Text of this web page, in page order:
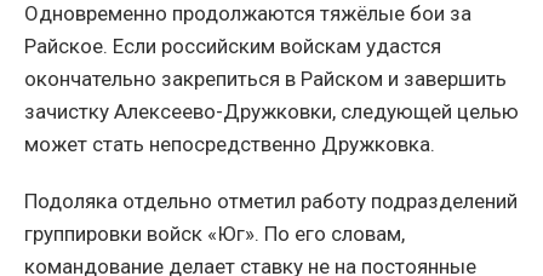
Одновременно продолжаются тяжёлые бои за
Райское. Если российским войскам удастся
окончательно закрепиться в Райском и завершить
зачистку Алексеево-Дружковки, следующей целью
может стать непосредственно Дружковка.
Подоляка отдельно отметил работу подразделений
группировки войск «Юг». По его словам,
командование делает ставку не на постоянные